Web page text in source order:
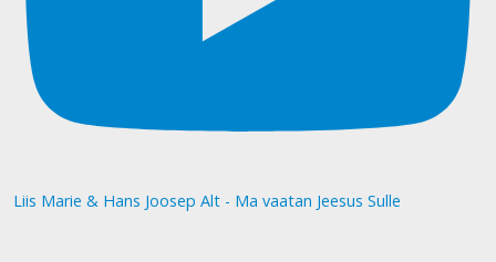
Liis Marie & Hans Joosep Alt - Ma vaatan Jeesus Sulle